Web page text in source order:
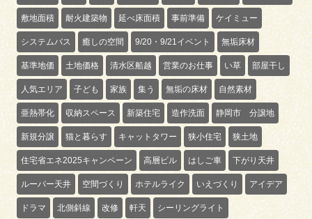
敷地面積 耐火建築物 延べ床面積 事前準備 ケイミュー
システムバス 癒しの空間 9/20・9/21イベント 無垢床材
基準地価 土地価格 清水区船越 営業のお仕事 い草 部屋干し
人気エリア 子ども 家族 集う 無垢の床材 自然素材
亜熱帯化 収納スペース 新築住宅 造作洗面 静岡市 分譲地
新規分譲 猫と暮らす キャットタワー 狭小住宅 狭土地
住宅省エネ2025キャンペーン 高層ビル はしご車 下がり天井
ルーバー天井 空間づくり ホテルライク いえづくり アイデア
ドラマ 北側斜線 改修 軒天 シーリングライト